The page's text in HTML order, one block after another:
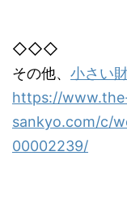
◇◇◇
その他、 小さい
https://
sankyo.com/c/
00002239/